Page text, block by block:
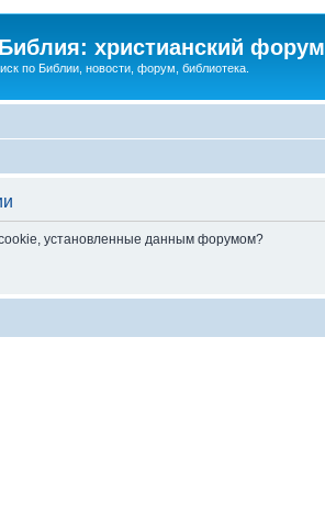
христианский форум
по Библии, новости, форум, библиотека.
установленные данным форумом?